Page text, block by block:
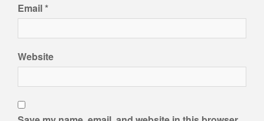
Email*
Website